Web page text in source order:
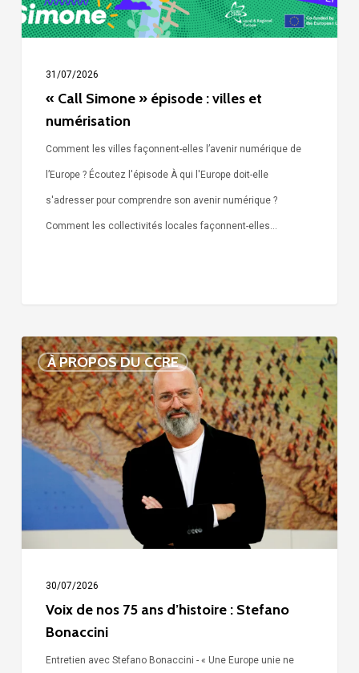
31/07/2026
« Call Simone » épisode : villes et
numérisation
Comment les villes façonnent-elles l’avenir numérique de
l’Europe ? Écoutez l'épisode À qui l'Europe doit-elle
s'adresser pour comprendre son avenir numérique ?
Comment les collectivités locales façonnent-elles…
À PROPOS DU CCRE
Voix
de
nos
75
ans
d’histoire
Stefano
Bonaccini
30/07/2026
Voix de nos 75 ans d’histoire : Stefano
Bonaccini
Entretien avec Stefano Bonaccini - « Une Europe unie ne